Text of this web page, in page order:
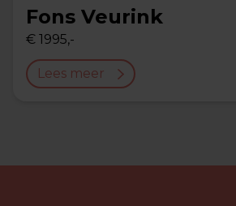
Fons Veurink
€ 1995,-
Lees meer